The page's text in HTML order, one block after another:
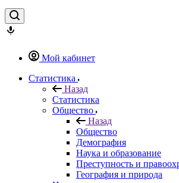
Мой кабинет
Статистика
Назад
Статистика
Общество
Назад
Общество
Демография
Наука и образование
Преступность и
География и природа